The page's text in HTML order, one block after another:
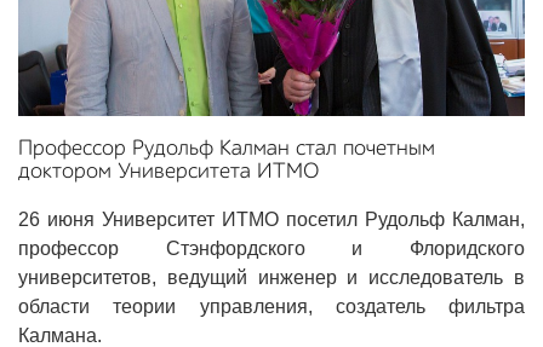
Профессор Рудольф Калман стал почетным
доктором Университета ИТМО
26 июня Университет ИТМО посетил Рудольф Калман,
профессор Стэнфордского и Флоридского
университетов, ведущий инженер и исследователь в
области теории управления, создатель фильтра
Калмана.